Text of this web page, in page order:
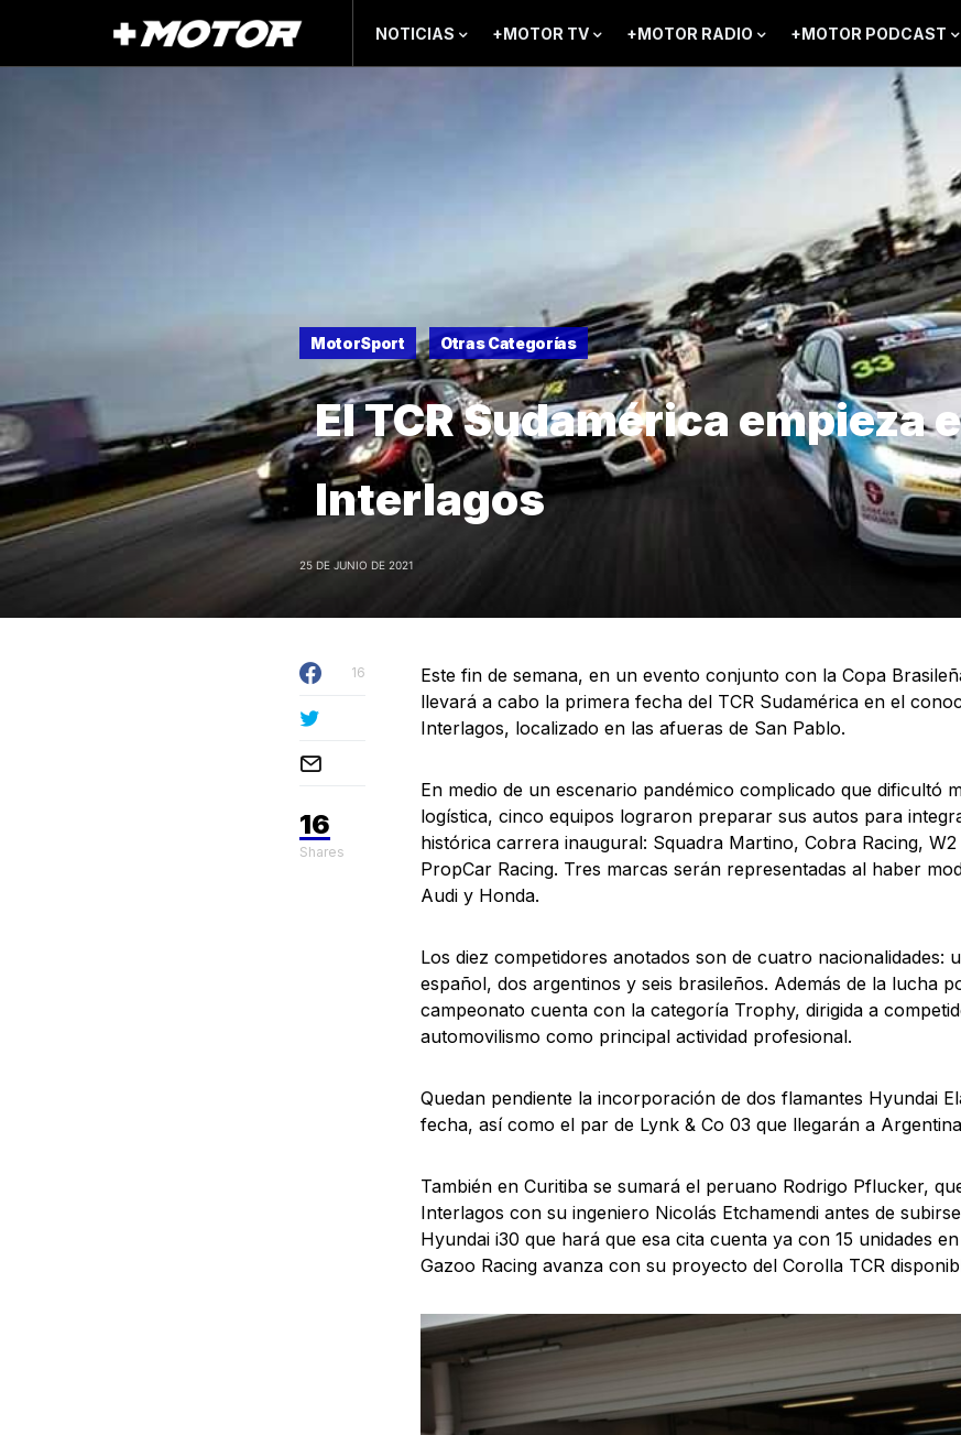
NOTICIAS +MOTOR TV +MOTOR RADIO +MOTOR PODCAST
MotorSport Otras Categorías
El TCR Sudamérica empieza
Interlagos
25 DE JUNIO DE 2021
16
Shares
16
Este fin de semana, en un evento conjunto con la Copa
llevará a cabo la primera fecha del TCR Sudamérica en el
Interlagos, localizado en las afueras de San Pablo.
En medio de un escenario pandémico complicado que dificultó
logística, cinco equipos lograron preparar sus autos para
histórica carrera inaugural: Squadra Martino, Cobra Racing,
PropCar Racing. Tres marcas serán representadas al haber
Audi y Honda.
Los diez competidores anotados son de cuatro nacionalidades:
español, dos argentinos y seis brasileños. Además de la lucha
campeonato cuenta con la categoría Trophy, dirigida a
automovilismo como principal actividad profesional.
Quedan pendiente la incorporación de dos flamantes Hyundai
fecha, así como el par de Lynk & Co 03 que llegarán a
También en Curitiba se sumará el peruano Rodrigo Pflucker,
Interlagos con su ingeniero Nicolás Etchamendi antes de
Hyundai i30 que hará que esa cita cuenta ya con 15 unidades
Gazoo Racing avanza con su proyecto del Corolla TCR